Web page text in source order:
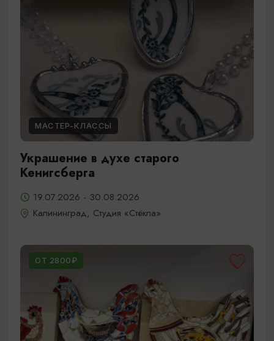
МАСТЕР-КЛАССЫ
Украшение в духе старого
Кенигсберга
19.07.2026 - 30.08.2026
Калининград, Студия «Стёкла»
ОТ 2800₽